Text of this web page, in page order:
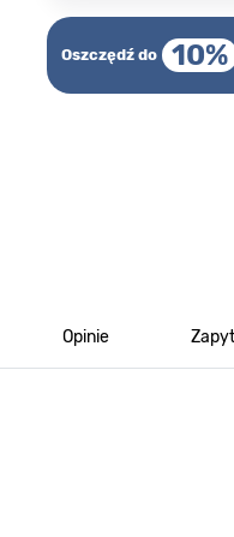
Oszczędź do 10%
Opinie